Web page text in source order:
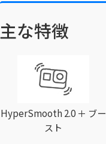
主な特徴
HyperSmooth 2.0 ＋ ブー
スト